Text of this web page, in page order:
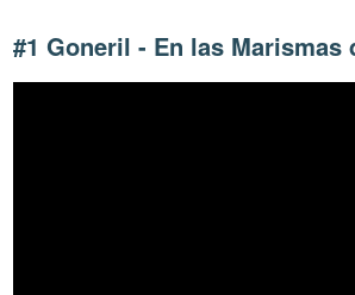
#1 Goneril - En las Marismas